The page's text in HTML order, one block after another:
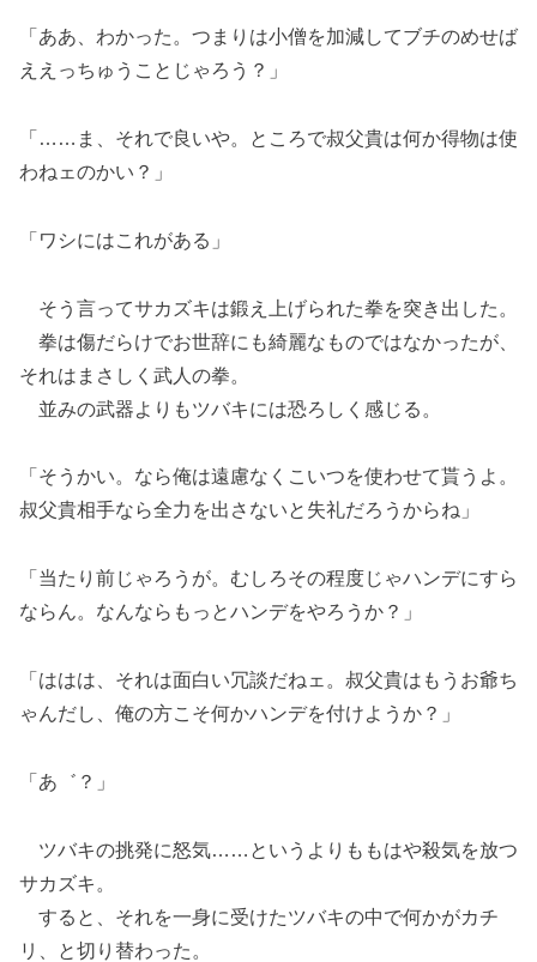
「ああ、わかった。つまりは小僧を加減してブチのめせば
ええっちゅうことじゃろう？」
「……ま、それで良いや。ところで叔父貴は何か得物は使
わねェのかい？」
「ワシにはこれがある」
そう言ってサカズキは鍛え上げられた拳を突き出した。
拳は傷だらけでお世辞にも綺麗なものではなかったが、
それはまさしく武人の拳。
並みの武器よりもツバキには恐ろしく感じる。
「そうかい。なら俺は遠慮なくこいつを使わせて貰うよ。
叔父貴相手なら全力を出さないと失礼だろうからね」
「当たり前じゃろうが。むしろその程度じゃハンデにすら
ならん。なんならもっとハンデをやろうか？」
「ははは、それは面白い冗談だねェ。叔父貴はもうお爺ち
ゃんだし、俺の方こそ何かハンデを付けようか？」
「あ゛？」
ツバキの挑発に怒気……というよりももはや殺気を放つ
サカズキ。
すると、それを一身に受けたツバキの中で何かがカチ
リ、と切り替わった。